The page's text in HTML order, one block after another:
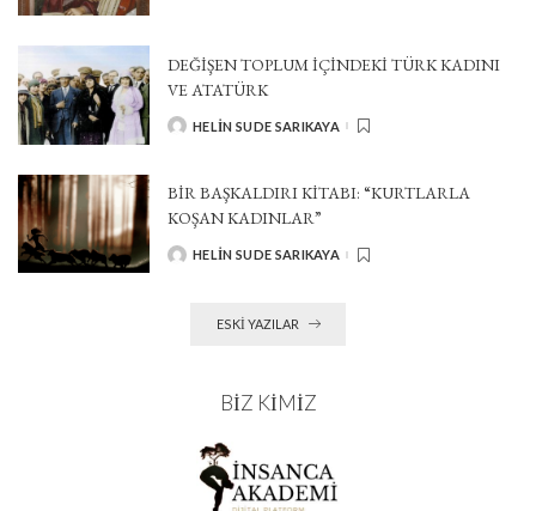
DEĞİŞEN TOPLUM İÇİNDEKİ TÜRK KADINI
VE ATATÜRK
POSTED
HELIN SUDE SARIKAYA
BİR BAŞKALDIRI KİTABI: “KURTLARLA
KOŞAN KADINLAR”
POSTED
HELIN SUDE SARIKAYA
ESKI YAZILAR
BIZ KIMIZ